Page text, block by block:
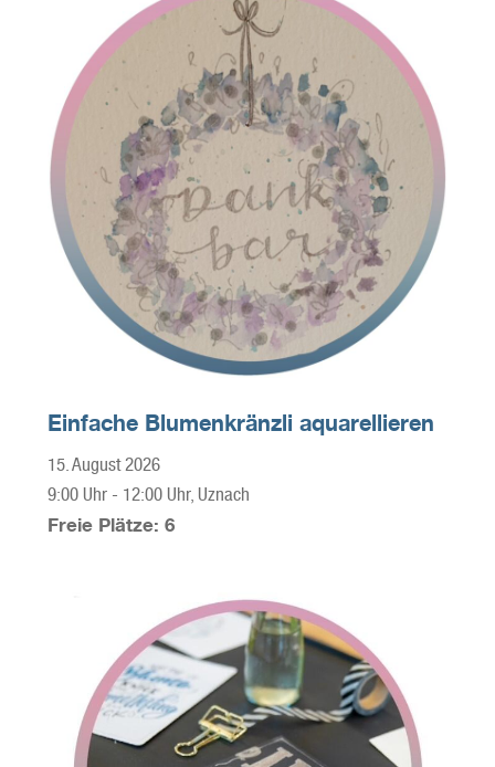
Einfache Blumenkränzli aquarellieren
15. August 2026
9:00 Uhr- 12:00 Uhr, Uznach
Freie Plätze: 6